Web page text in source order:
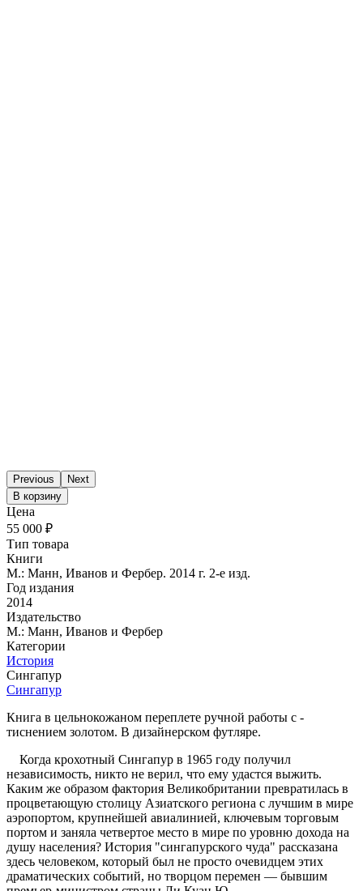
Previous
Next
В корзину
Цена
55 000 ₽
Тип товара
Книги
М.: Манн, Иванов и Фербер. 2014 г. 2-е изд.
Год издания
2014
Издательство
М.: Манн, Иванов и Фербер
Категории
История
Сингапур
Сингапур
Книга в цельнокожаном переплете ручной ­работы с ­
тиснением золотом. В дизайнерском футляре.
Когда крохотный Сингапур в 1965 году получил
независимость, никто не верил, что ему удастся выжить.
Каким же образом фактория Великобритании превратилась в
процветающую столицу Азиатского региона с лучшим в мире
аэропортом, крупнейшей авиалинией, ключевым торговым
портом и заняла четвертое место в мире по уровню дохода на
душу населения? История "сингапурского чуда" рассказана
здесь человеком, который был не просто очевидцем этих
драматических событий, но творцом перемен — бывшим